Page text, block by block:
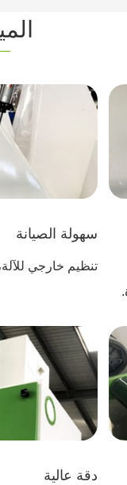
سهولة الصيانة
تنظيم خارجي
دقة عالية